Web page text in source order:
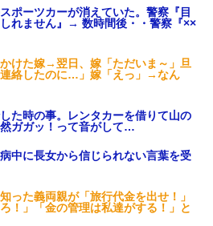
ポーツカーが消えていた。警察『目
れません』→ 数時間後・・警察『××
けた嫁→翌日、嫁「ただいま～」旦
絡したのに…」嫁「えっ」→なん
た時の事。レンタカーを借りて山の
ガガッ！って音がして…
中に長女から信じられない言葉を受
った義両親が「旅行代金を出せ！」
！」「金の管理は私達がする！」と